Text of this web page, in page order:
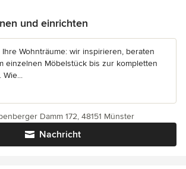
und einrichten
Wohnträume: wir inspirieren, beraten
einzelnen Möbelstück bis zur kompletten
Nachricht
Damm 172, 48151 Münster